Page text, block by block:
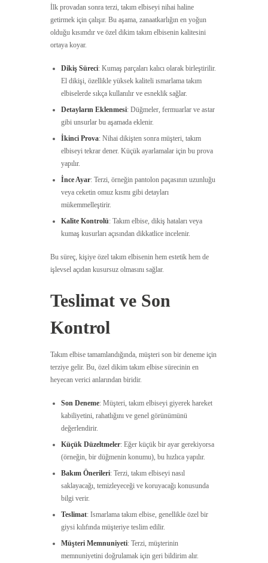
İlk provadan sonra terzi, takım elbiseyi nihai haline
getirmek için çalışır. Bu aşama, zanaatkarlığın en yoğun
olduğu kısımdır ve özel dikim takım elbisenin kalitesini
ortaya koyar.
Dikiş Süreci: Kumaş parçaları kalıcı olarak birleştirilir.
El dikişi, özellikle yüksek kaliteli ısmarlama takım
elbiselerde sıkça kullanılır ve esneklik sağlar.
Detayların Eklenmesi: Düğmeler, fermuarlar ve astar
gibi unsurlar bu aşamada eklenir.
İkinci Prova: Nihai dikişten sonra müşteri, takım
elbiseyi tekrar dener. Küçük ayarlamalar için bu prova
yapılır.
İnce Ayar: Terzi, örneğin pantolon paçasının uzunluğu
veya ceketin omuz kısmı gibi detayları
mükemmelleştirir.
Kalite Kontrolü: Takım elbise, dikiş hataları veya
kumaş kusurları açısından dikkatlice incelenir.
Bu süreç, kişiye özel takım elbisenin hem estetik hem de
işlevsel açıdan kusursuz olmasını sağlar.
Teslimat ve Son
Kontrol
Takım elbise tamamlandığında, müşteri son bir deneme için
terziye gelir. Bu, özel dikim takım elbise sürecinin en
heyecan verici anlarından biridir.
Son Deneme: Müşteri, takım elbiseyi giyerek hareket
kabiliyetini, rahatlığını ve genel görünümünü
değerlendirir.
Küçük Düzeltmeler: Eğer küçük bir ayar gerekiyorsa
(örneğin, bir düğmenin konumu), bu hızlıca yapılır.
Bakım Önerileri: Terzi, takım elbiseyi nasıl
saklayacağı, temizleyeceği ve koruyacağı konusunda
bilgi verir.
Teslimat: Ismarlama takım elbise, genellikle özel bir
giysi kılıfında müşteriye teslim edilir.
Müşteri Memnuniyeti: Terzi, müşterinin
memnuniyetini doğrulamak için geri bildirim alır.